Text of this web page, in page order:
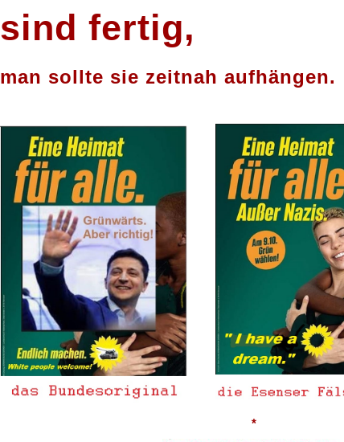
sind fertig,
man sollte sie zeitnah aufhängen.
*